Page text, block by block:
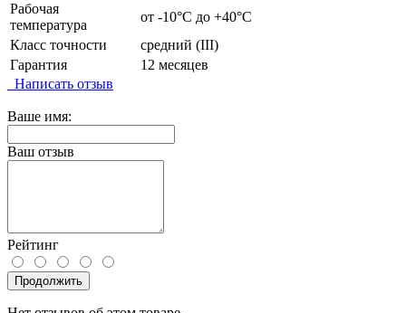
Рабочая
температура
от -10°C до +40°C
Класс точности
средний (III)
Гарантия
12 месяцев
Написать отзыв
Ваше имя:
Ваш отзыв
Рейтинг
Продолжить